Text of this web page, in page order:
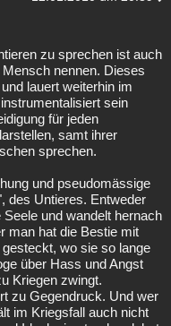
zu sprechen ist auch
nennen. Dieses
lauert weiterhin im
sein
für jeden
samt ihrer
sprechen.
und pseudomässige
des Untieres. Entweder
und wandelt hernach
man hat die Bestie mit
wo sie so lange
über Hass und Angst
Kriegen zwingt.
zu Gegendruck. Und wer
im Kriegsfall auch nicht